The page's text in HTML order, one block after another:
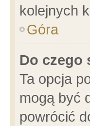
kolejnych
Góra
Do czego
Ta opcja
mogą być
powrócić